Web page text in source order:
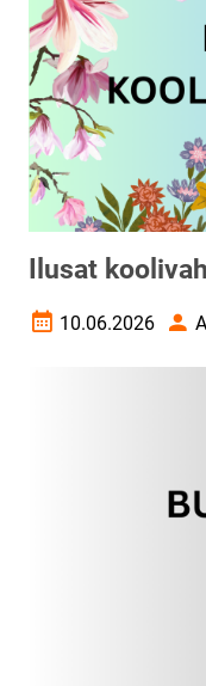
Ilusat
Loomise kuupäev
10.06.2026 Autor